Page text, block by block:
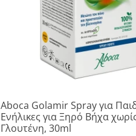
Aboca Golamir Spray για
Ενήλικες για Ξηρό Βήχα
Γλουτένη, 30ml